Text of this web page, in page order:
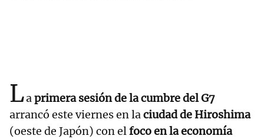
Laprimera sesión de la cumbre del G7
arrancó este viernes en laciudad de Hiroshima
(oeste de Japón) con elfoco en la economía